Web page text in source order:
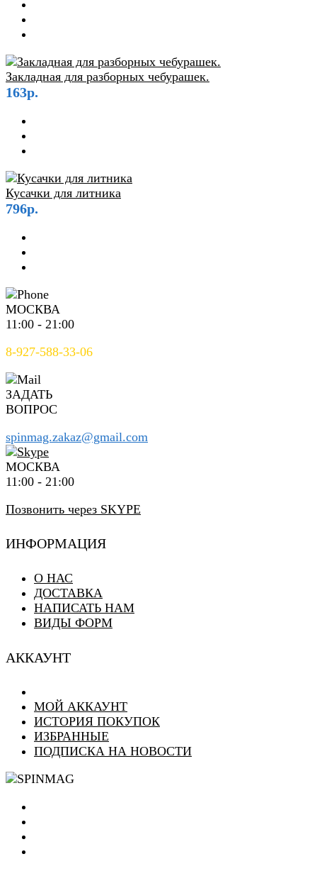
Закладная для разборных чебурашек.
163р.
Кусачки для литника
796р.
МОСКВА
11:00 - 21:00
8-927-588-33-06
ЗАДАТЬ
ВОПРОС
spinmag.zakaz@gmail.com
МОСКВА
11:00 - 21:00
Позвонить через SKYPE
ИНФОРМАЦИЯ
О НАС
ДОСТАВКА
НАПИСАТЬ НАМ
ВИДЫ ФОРМ
АККАУНТ
МОЙ АККАУНТ
ИСТОРИЯ ПОКУПОК
ИЗБРАННЫЕ
ПОДПИСКА НА НОВОСТИ